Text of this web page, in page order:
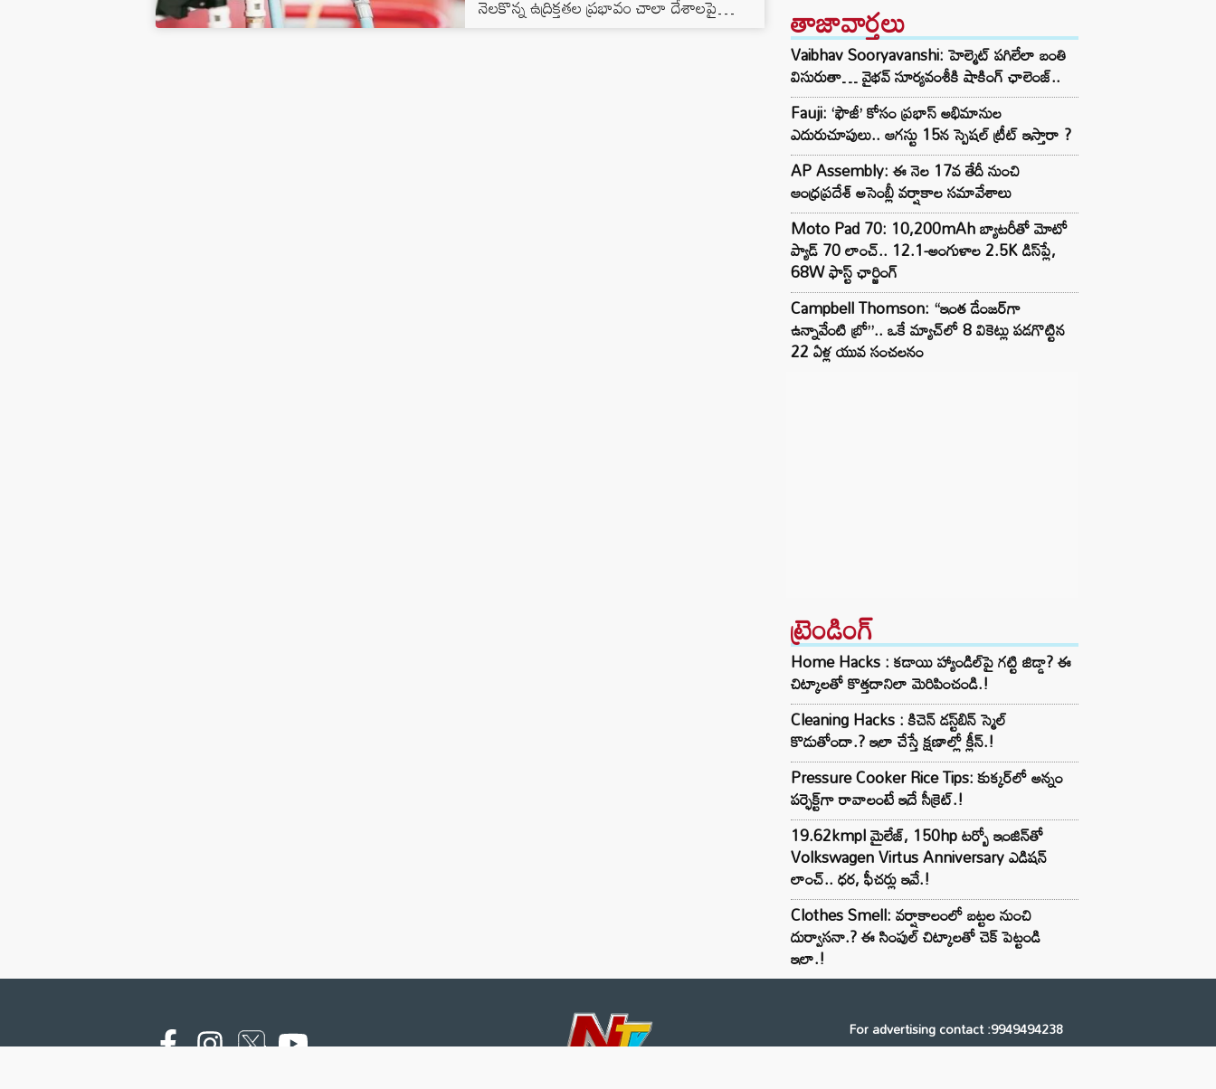
నెలకొన్న ఉద్రిక్తతల ప్రభావం చాలా దేశాలపై తాజావార్తలు
Vaibhav Sooryavanshi: హెల్మెట్ పగిలేలా బంతి
విసురుతా… వైభవ్ సూర్యవంశీకి షాకింగ్ ఛాలెంజ్..
Fauji: ‘ఫౌజీ’ కోసం ప్రభాస్ అభిమానుల
ఎదురుచూపులు.. ఆగస్టు 15న స్పెషల్ ట్రీట్ ఇస్తారా ?
AP Assembly: ఈ నెల 17వ తేదీ నుంచి
ఆంధ్రప్రదేశ్ అసెంబ్లీ వర్షాకాల సమావేశాలు
Moto Pad 70: 10,200mAh బ్యాటరీతో మోటో
ప్యాడ్ 70 లాంచ్.. 12.1-అంగుళాల 2.5K డిస్‌ప్లే,
68W ఫాస్ట్ ఛార్జింగ్
Campbell Thomson: “ఇంత డేంజర్‌గా
ఉన్నావేంటి బ్రో”.. ఒకే మ్యాచ్‌లో 8 వికెట్లు పడగొట్టిన
22 ఏళ్ల యువ సంచలనం
ట్రెండింగ్‌
Home Hacks : కడాయి హ్యాండిల్‌పై గట్టి జిడ్డా? ఈ
చిట్కాలతో కొత్తదానిలా మెరిపించండి.!
Cleaning Hacks : కిచెన్ డస్ట్‌బిన్ స్మెల్
కొడుతోందా.? ఇలా చేస్తే క్షణాల్లో క్లీన్.!
Pressure Cooker Rice Tips: కుక్కర్‌లో అన్నం
పర్ఫెక్ట్‌గా రావాలంటే ఇదే సీక్రెట్.!
19.62kmpl మైలేజ్, 150hp టర్బో ఇంజిన్‌తో
Volkswagen Virtus Anniversary ఎడిషన్
లాంచ్.. ధర, ఫీచర్లు ఇవే.!
Clothes Smell: వర్షాకాలంలో బట్టల నుంచి
దుర్వాసనా.? ఈ సింపుల్ చిట్కాలతో చెక్ పెట్టండి
ఇలా.!
For advertising contact :9949494238
Email: digital@ntvnetwork.com